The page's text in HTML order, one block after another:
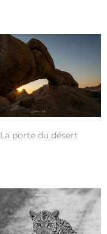
La porte du désert